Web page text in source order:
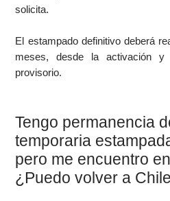
solicita.
El estampado definitivo deberá
meses, desde la activación y
provisorio.
Tengo permanencia
temporaria
pero me encuentro
¿Puedo volver a